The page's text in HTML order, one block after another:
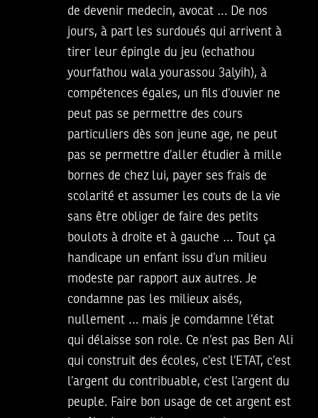
de devenir medecin, avocat … De nos
jours, à part les surdoués qui arrivent à
tirer leur épingle du jeu (echathou
yourfathou wala yourassou 3alyih), à
compétences égales, un fils d’ouvier ne
peut pas se permettre des cours
particuliers dès son jeune age, ne peut
pas se permettre d’aller étudier à mille
bornes de chez lui, payer ses frais de
scolarité et assumer les couts de la vie
sans être obliger de faire des petits
boulots à droite et à gauche … Tout ça
handicape un enfant issu d’un milieu
modeste par rapport aux autres. Je
condamne pas les milieux aisés,
nullement … mais je comdamne l’état
qui délaisse son role. Ce n’est pas Ben Ali
qui construit des écoles, c’est l’ETAT, c’est
l’argent du contribuable, c’est l’argent du
peuple. Faire bon usage de cet argent est